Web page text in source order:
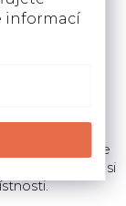
informací
rozložit a
úpravu
aby se
se ujistěte, že si